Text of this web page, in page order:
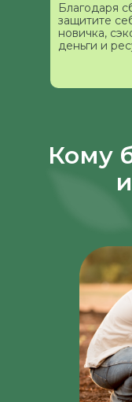
Благодаря
защитите
новичка,
деньги и
Кому